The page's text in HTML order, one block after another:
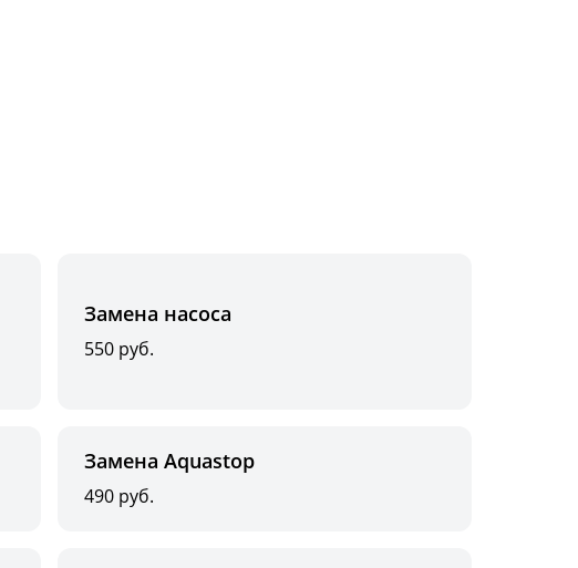
Замена насоса
550 руб.
Замена Aquastop
490 руб.